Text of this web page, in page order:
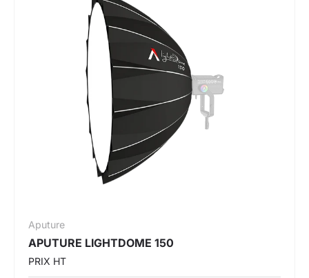
Aputure
APUTURE LIGHTDOME 150
PRIX HT